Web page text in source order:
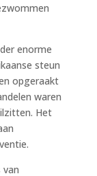
enorme
steun
opgeraakt
waren
Het
van